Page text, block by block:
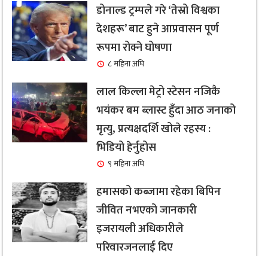
डोनाल्ड ट्रम्पले गरे ‘तेस्रो विश्वका
देशहरू’ बाट हुने आप्रवासन पूर्ण
रूपमा रोक्ने घोषणा
८ महिना अघि
लाल किल्ला मेट्रो स्टेसन नजिकै
भयंकर बम ब्लास्ट हुँदा आठ जनाको
मृत्यु, प्रत्यक्षदर्शि खोले रहस्य :
भिडियो हेर्नुहोस
९ महिना अघि
हमासको कब्जामा रहेका बिपिन
जीवित नभएको जानकारी
इजरायली अधिकारीले
परिवारजनलाई दिए